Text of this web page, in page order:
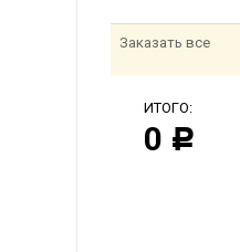
ИТОГО:
0 Р